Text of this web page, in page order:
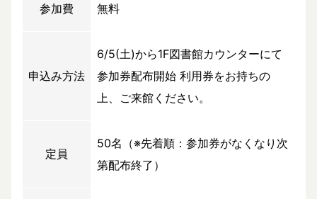
参加費 無料
申込み方法
6/5(土)から1F図書館カウンターにて
参加券配布開始 利用券をお持ちの
上、ご来館ください。
定員
50名（※先着順：参加券がなくなり次
第配布終了）